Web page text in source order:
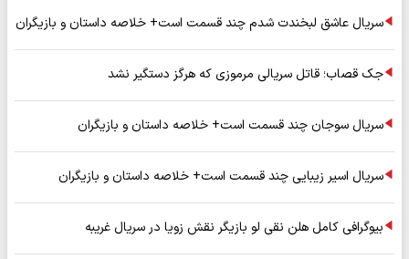
سریال عاشق لبخندت شدم چند قسمت است+ خلاصه داستان و بازیگران
جک قصاب؛ قاتل سریالی مرموزی که هرگز دستگیر نشد
سریال سوجان چند قسمت است+ خلاصه داستان و بازیگران
سریال اسیر زیبایی چند قسمت است+ خلاصه داستان و بازیگران
بیوگرافی کامل هلن نقی لو بازیگر نقش زویا در سریال غریبه